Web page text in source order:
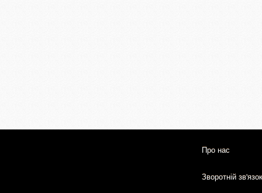
Про нас
Зворотній зв'язок